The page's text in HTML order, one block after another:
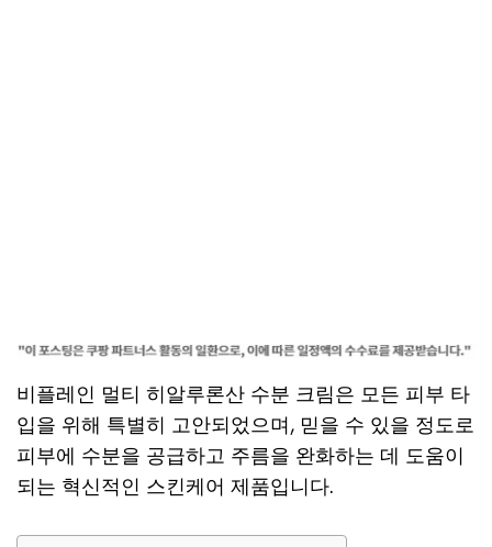
비플레인 멀티 히알루론산 수분 크림은 모든 피부 타
입을 위해 특별히 고안되었으며, 믿을 수 있을 정도로
피부에 수분을 공급하고 주름을 완화하는 데 도움이
되는 혁신적인 스킨케어 제품입니다.